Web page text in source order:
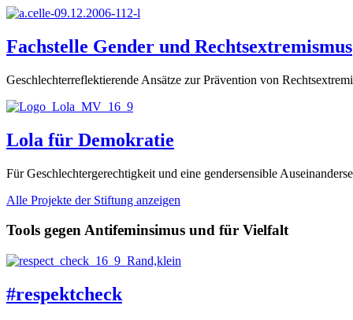
Fachstelle Gender und Rechtsextremismus
Geschlechterreflektierende Ansätze zur Prävention von
Lola für Demokratie
Für Geschlechtergerechtigkeit und eine gendersensible
Alle Projekte der Stiftung anzeigen
Tools gegen Antifeminsimus und für Vielfalt
#respektcheck